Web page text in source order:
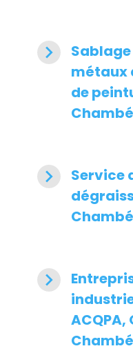
navigate_next
métaux
de
navigate_next Service
navigate_next
ACQPA,